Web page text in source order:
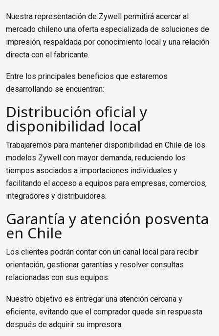
Nuestra representación de Zywell permitirá acercar al
mercado chileno una oferta especializada de soluciones de
impresión, respaldada por conocimiento local y una relación
directa con el fabricante.
Entre los principales beneficios que estaremos
desarrollando se encuentran:
Distribución oficial y
disponibilidad local
Trabajaremos para mantener disponibilidad en Chile de los
modelos Zywell con mayor demanda, reduciendo los
tiempos asociados a importaciones individuales y
facilitando el acceso a equipos para empresas, comercios,
integradores y distribuidores.
Garantía y atención posventa
en Chile
Los clientes podrán contar con un canal local para recibir
orientación, gestionar garantías y resolver consultas
relacionadas con sus equipos.
Nuestro objetivo es entregar una atención cercana y
eficiente, evitando que el comprador quede sin respuesta
después de adquirir su impresora.